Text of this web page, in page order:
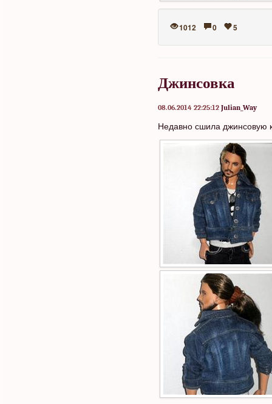
1012 0 5
Джинсовка
08.06.2014 22:25:12 Julian_Way
Недавно сшила джинсовую